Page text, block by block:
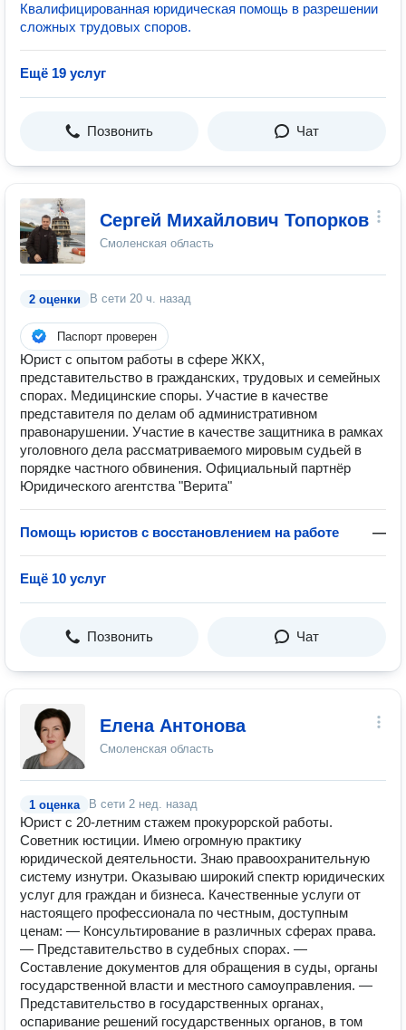
Квалифицированная юридическая помощь в разрешении
сложных трудовых споров.
Ещё 19 услуг
Позвонить Чат
Сергей Михайлович Топорков
Смоленская область
2 оценки В сети 20 ч. назад
Паспорт проверен
Юрист с опытом работы в сфере ЖКХ,
представительство в гражданских, трудовых и семейных
спорах. Медицинские споры. Участие в качестве
представителя по делам об административном
правонарушении. Участие в качестве защитника в рамках
уголовного дела рассматриваемого мировым судьей в
порядке частного обвинения. Официальный партнёр
Юридического агентства "Верита"
Помощь юристов с восстановлением на работе —
Ещё 10 услуг
Позвонить Чат
Елена Антонова
Смоленская область
1 оценка В сети 2 нед. назад
Юрист с 20-летним стажем прокурорской работы.
Советник юстиции. Имею огромную практику
юридической деятельности. Знаю правоохранительную
систему изнутри. Оказываю широкий спектр юридических
услуг для граждан и бизнеса. Качественные услуги от
настоящего профессионала по честным, доступным
ценам: — Консультирование в различных сферах права.
— Представительство в судебных спорах. —
Составление документов для обращения в суды, органы
государственной власти и местного самоуправления. —
Представительство в государственных органах,
оспаривание решений государственных органов, в том